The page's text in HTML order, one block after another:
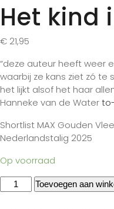
Het kind
€ 21,95
“deze auteur heeft weer
waarbij ze kans ziet zó
het lijkt alsof het haar
Hanneke van de Water
Shortlist MAX Gouden
Nederlandstalig 2025
Op voorraad
Toevoegen aan